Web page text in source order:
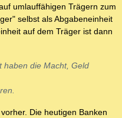
umlauffähigen Trägern zum
selbst als Abgabeneinheit
auf dem Träger ist dann
haben die Macht, Geld
Die heutigen Banken